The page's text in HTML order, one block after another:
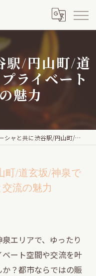
駅/円山町/道
ライベート
魅力
と共に渋谷駅/円山町/道玄坂/神泉で味わうプライベート空間と交流の魅力
町/道玄坂/神泉で
流の魅力
エリアで、ゆったり
ート空間や交流を叶
？都市ならではの賑